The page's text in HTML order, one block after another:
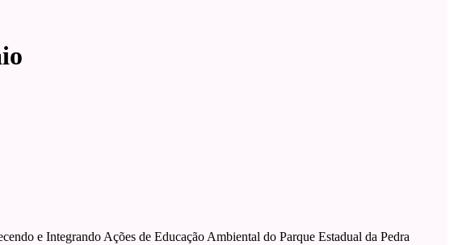
e Integrando Ações de Educação Ambiental do Parque Estadual da Pedra